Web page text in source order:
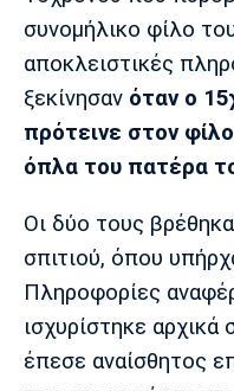
Μπορούσια
Ντόρτμουντ
Μονακό
συνομήλικο φίλο
αποκλειστικές
ξεκίνησαν όταν ο
πρότεινε στον
όπλα του πατέρα
Οι δύο τους
σπιτιού, όπου
Πληροφορίες
ισχυρίστηκε
έπεσε αναίσθητος